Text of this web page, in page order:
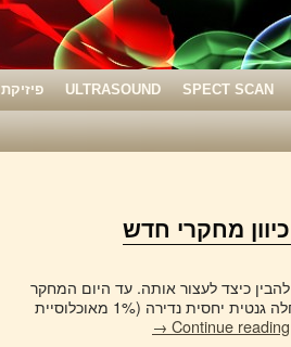
SPECT SCAN
ULTRASOUND פיזיקת MRI
מחקרי חדש
כיצד לעצור אותה. עד היום המחקר
התמקד בעיקר בחקר האלצהיימר המשפחתי שבה מדובר על מחלה גנטית יחסית נדירה (1% מאוכלוסיית
Continue reading
→